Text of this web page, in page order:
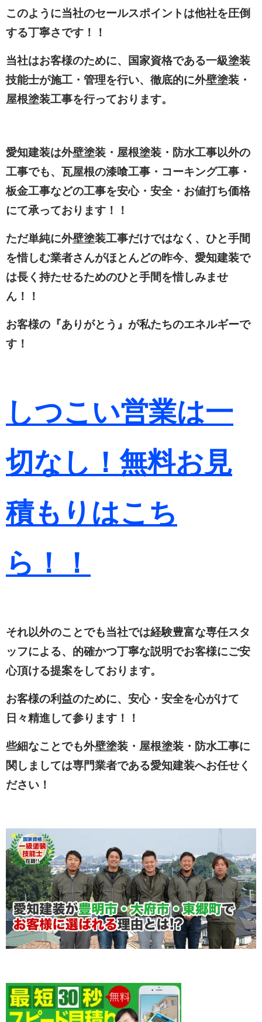
このように当社のセールスポイントは他社を圧倒
する丁寧さです！！
当社はお客様のために、国家資格である一級塗装
技能士が施工・管理を行い、徹底的に外壁塗装・
屋根塗装工事を行っております。
愛知建装は外壁塗装・屋根塗装・防水工事以外の
工事でも、瓦屋根の漆喰工事・コーキング工事・
板金工事などの工事を安心・安全・お値打ち価格
にて承っております！！
ただ単純に外壁塗装工事だけではなく、ひと手間
を惜しむ業者さんがほとんどの昨今、愛知建装で
は長く持たせるためのひと手間を惜しみませ
ん！！
お客様の『ありがとう』が私たちのエネルギーで
す！
しつこい営業は一
切なし！無料お見
積もりはこち
ら！！
それ以外のことでも当社では経験豊富な専任スタ
ッフによる、的確かつ丁寧な説明でお客様にご安
心頂ける提案をしております。
お客様の利益のために、安心・安全を心がけて
日々精進して参ります！！
些細なことでも外壁塗装・屋根塗装・防水工事に
関しましては専門業者である愛知建装へお任せく
ださい！